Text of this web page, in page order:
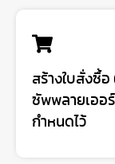
สร้างใบสั่งซื้
ซัพพลายเออ
กำหนดไว้